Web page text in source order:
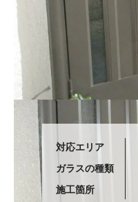
対応エリア
ガラスの種類
施工箇所